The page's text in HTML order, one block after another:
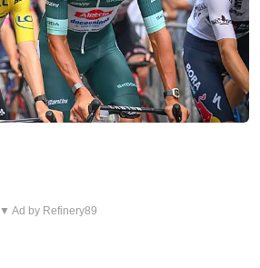
▼ Ad by Refinery89